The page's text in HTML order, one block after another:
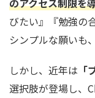
のアクセス制限を
びたい』『勉強の
シンプルな願いも
しかし、近年は
選択肢が登場し、